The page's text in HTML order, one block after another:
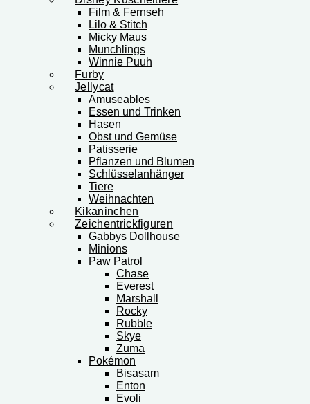
Film & Fernseh
Lilo & Stitch
Micky Maus
Munchlings
Winnie Puuh
Furby
Jellycat
Amuseables
Essen und Trinken
Hasen
Obst und Gemüse
Patisserie
Pflanzen und Blumen
Schlüsselanhänger
Tiere
Weihnachten
Kikaninchen
Zeichentrickfiguren
Gabbys Dollhouse
Minions
Paw Patrol
Chase
Everest
Marshall
Rocky
Rubble
Skye
Zuma
Pokémon
Bisasam
Enton
Evoli